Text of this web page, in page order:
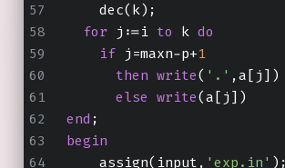
    dec(k);
for j:=i to k do
if j=maxn-p+1
then write( '.' ,a[j])
else write(a[j])
end ;
begin
    assign(input,
'exp.in' );